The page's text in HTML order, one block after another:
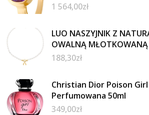
1 564,00zł
LUO NASZYJNIK Z
OWALNĄ MŁOTKOWANĄ
188,30zł
Christian Dior Poison
Perfumowana 50ml
349,00zł